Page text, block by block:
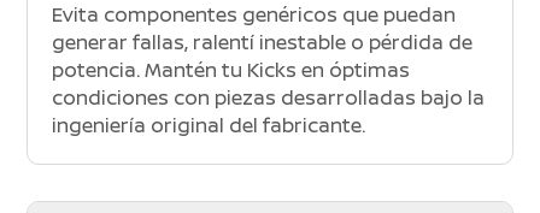
Evita componentes genéricos que puedan
generar fallas, ralentí inestable o pérdida de
potencia. Mantén tu Kicks en óptimas
condiciones con piezas desarrolladas bajo la
ingeniería original del fabricante.